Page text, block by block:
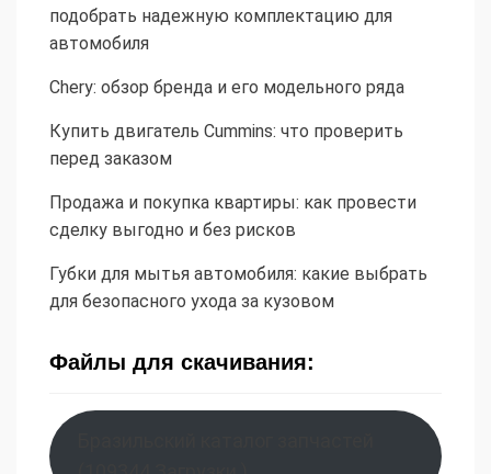
подобрать надежную комплектацию для
автомобиля
Chery: обзор бренда и его модельного ряда
Купить двигатель Cummins: что проверить
перед заказом
Продажа и покупка квартиры: как провести
сделку выгодно и без рисков
Губки для мытья автомобиля: какие выбрать
для безопасного ухода за кузовом
Файлы для скачивания: